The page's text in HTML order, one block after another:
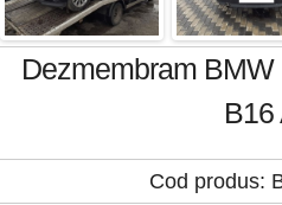
Dezmembram
B16
Cod produs: